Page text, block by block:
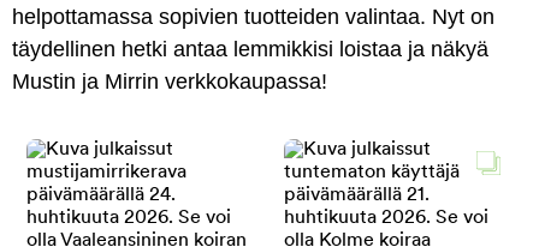
helpottamassa sopivien tuotteiden valintaa. Nyt on
täydellinen hetki antaa lemmikkisi loistaa ja näkyä
Mustin ja Mirrin verkkokaupassa!